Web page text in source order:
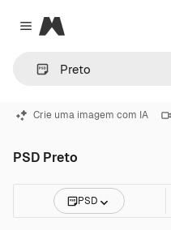
Close menu
Magnific
Crie uma imagem com IA
PSD Preto
PSD